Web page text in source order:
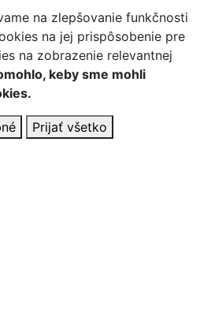
na zlepšovanie funkčnosti
na jej prispôsobenie pre
na zobrazenie relevantnej
keby sme mohli
Prijať všetko